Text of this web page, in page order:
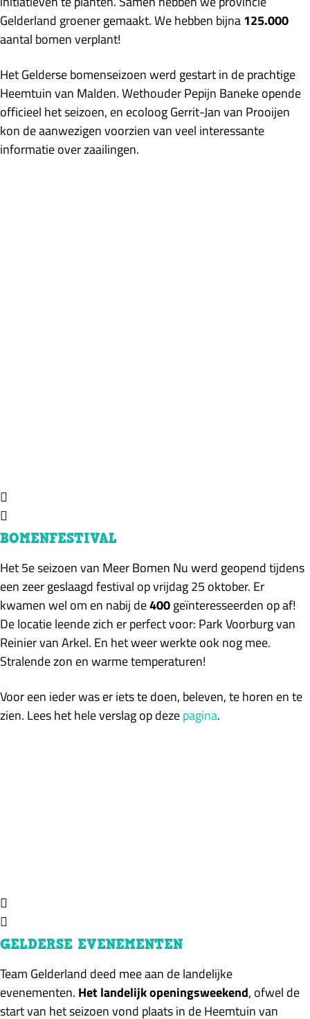
Gelderland groener gemaakt. We hebben bijna125.000
aantal bomen verplant!
Het Gelderse bomenseizoen werd gestart in de prachtige
Heemtuin van Malden. Wethouder Pepijn Baneke opende
officieel het seizoen, en ecoloog Gerrit-Jan van Prooijen
kon de aanwezigen voorzien van veel interessante
informatie over zaailingen.
BOMENFESTIVAL
Het 5e seizoen van Meer Bomen Nu werd geopend tijdens
een zeer geslaagd festival op vrijdag 25 oktober. Er
kwamen wel om en nabij de400geïnteresseerden op af!
De locatie leende zich er perfect voor: Park Voorburg van
Reinier van Arkel. En het weer werkte ook nog mee.
Stralende zon en warme temperaturen!
Voor een ieder was er iets te doen, beleven, te horen en te
zien. Lees het hele verslag op dezepagina.
GELDERSE EVENEMENTEN
Team Gelderland deed mee aan de landelijke
evenementen. Het landelijk openingsweekend, ofwel de
start van het seizoenvond plaats in de Heemtuin van